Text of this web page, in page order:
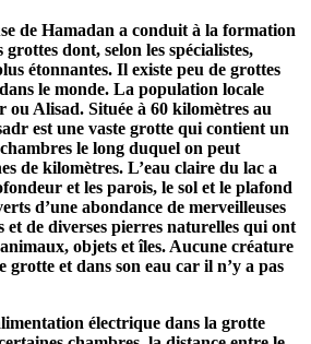
de Hamadan a conduit à la formation
grottes dont, selon les spécialistes,
étonnantes. Il existe peu de grottes
le monde. La population locale
ou Alisad. Située à 60 kilomètres au
est une vaste grotte qui contient un
le long duquel on peut
de kilomètres. L’eau claire du lac a
et les parois, le sol et le plafond
d’une abondance de merveilleuses
et de diverses pierres naturelles qui ont
objets et îles. Aucune créature
grotte et dans son eau car il n’y a pas
électrique dans la grotte